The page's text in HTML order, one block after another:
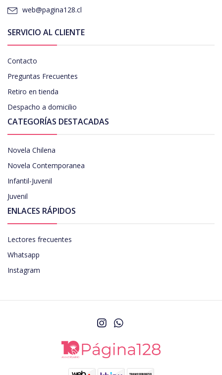
web@pagina128.cl
SERVICIO AL CLIENTE
Contacto
Preguntas Frecuentes
Retiro en tienda
Despacho a domicilio
CATEGORÍAS DESTACADAS
Novela Chilena
Novela Contemporanea
Infantil-Juvenil
Juvenil
ENLACES RÁPIDOS
Lectores frecuentes
Whatsapp
Instagram